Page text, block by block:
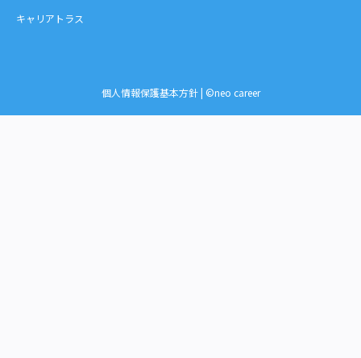
キャリアトラス
個人情報保護基本方針| ©neo career